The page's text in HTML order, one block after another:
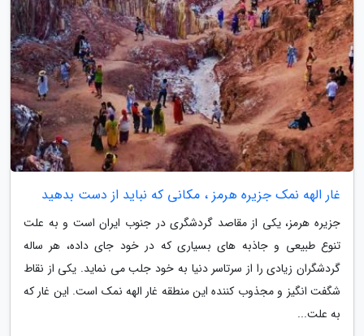
غار الهه نمک جزیره هرمز ، مکانی که نباید از دست بدهید
جزیره هرمز، یکی از مقاصد گردشگری در جنوب ایران است و به علت
تنوع طبیعی و جاذبه های بسیاری که در خود جای داده، هر ساله
گردشگران زیادی را از سرتاسر دنیا به خود جلب می نماید. یکی از نقاط
شگفت انگیز و مجذوب کننده این منطقه غار الهه نمک است. این غار که
به علت...